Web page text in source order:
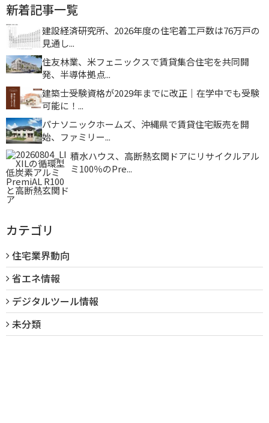
新着記事一覧
建設経済研究所、2026年度の住宅着工戸数は76万戸の
見通し...
住友林業、米フェニックスで賃貸集合住宅を共同開
発、半導体拠点...
建築士受験資格が2029年までに改正｜在学中でも受験
可能に！...
パナソニックホームズ、沖縄県で賃貸住宅販売を開
始、ファミリー...
積水ハウス、高断熱玄関ドアにリサイクルアル
ミ100％のPre...
カテゴリ
住宅業界動向
省エネ情報
デジタルツール情報
未分類